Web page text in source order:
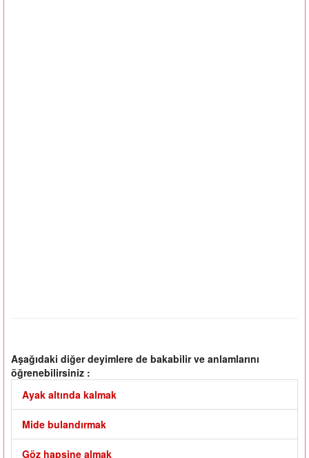
Aşağıdaki diğer deyimlere de bakabilir ve anlamlarını
öğrenebilirsiniz :
Ayak altında kalmak
Mide bulandırmak
Göz hapsine almak